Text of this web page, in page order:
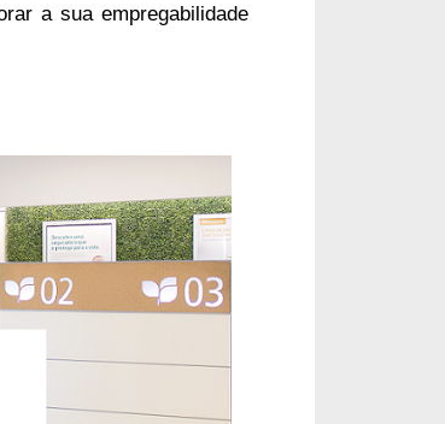
a sua empregabilidade